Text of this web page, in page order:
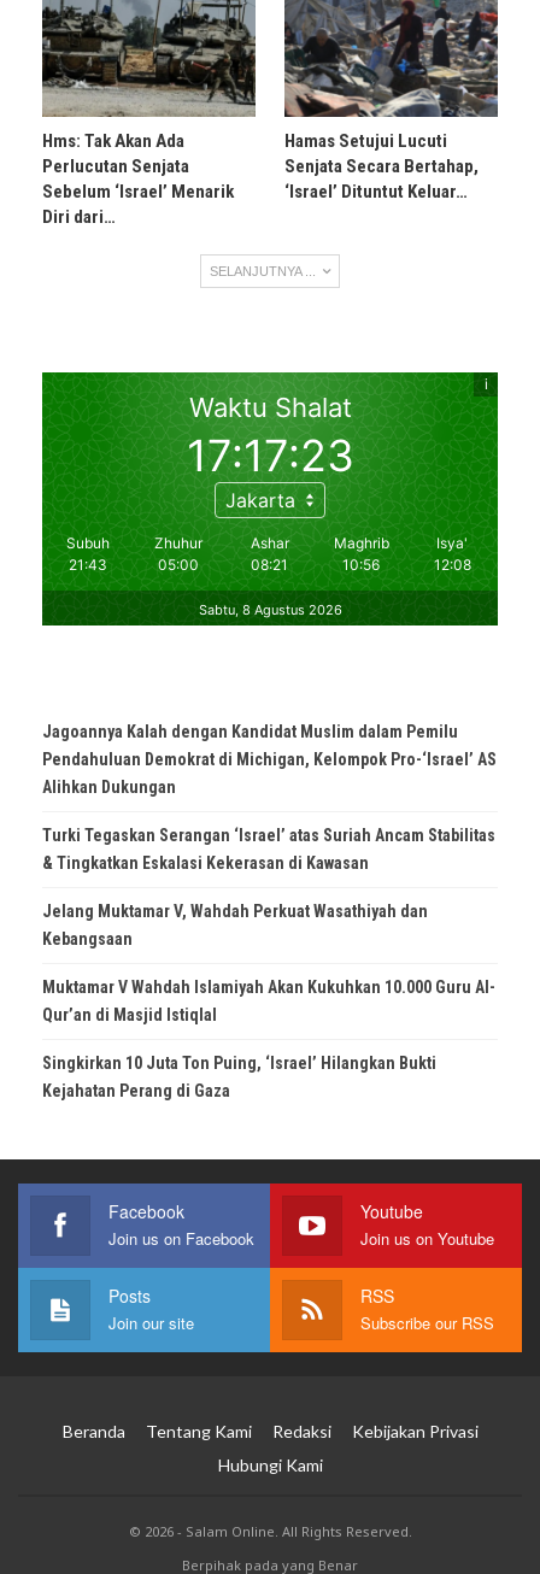
Hms: Tak Akan Ada
Perlucutan Senjata
Sebelum ‘Israel’ Menarik
Diri dari…
Hamas Setujui Lucuti
Senjata Secara Bertahap,
‘Israel’ Dituntut Keluar…
SELANJUTNYA ...
Jagoannya Kalah dengan Kandidat Muslim dalam Pemilu
Pendahuluan Demokrat di Michigan, Kelompok Pro-‘Israel’ AS
Alihkan Dukungan
Turki Tegaskan Serangan ‘Israel’ atas Suriah Ancam Stabilitas
& Tingkatkan Eskalasi Kekerasan di Kawasan
Jelang Muktamar V, Wahdah Perkuat Wasathiyah dan
Kebangsaan
Muktamar V Wahdah Islamiyah Akan Kukuhkan 10.000 Guru Al-
Qur’an di Masjid Istiqlal
Singkirkan 10 Juta Ton Puing, ‘Israel’ Hilangkan Bukti
Kejahatan Perang di Gaza
Facebook
Join us on Facebook
Youtube
Join us on Youtube
Posts
Join our site
RSS
Subscribe our RSS
Beranda Tentang Kami Redaksi
Kebijakan Privasi
Hubungi Kami
© 2026 - Salam Online. All Rights Reserved.
Berpihak pada yang Benar